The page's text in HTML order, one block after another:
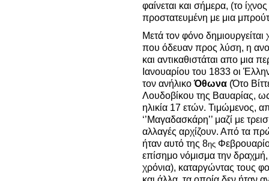
φαίνεται και σήμερα, (το
προστατευμένη με μια
Μετά τον φόνο
που όδευαν προς λύση, η
και αντικαθιστάται απο μια
Ιανουαρίου του 1833 οι
τον ανήλικοΌθωνα (Ότο
Λουδοβίκου της Βαυαρίας,
ηλικία 17 ετών. Τιμώμενος,
‘’Μαγαδασκάρη’’ μαζί με
αλλαγές αρχίζουν. Από τα
ήταν αυτό της 8ης
επίσημο νόμισμα την
χρόνια), καταργώντας τους